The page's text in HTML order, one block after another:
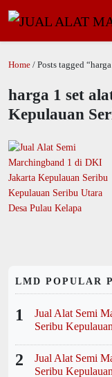
Home / Posts tagged
harga 1 set
Kepulauan
LMD POPULAR
1
Jual Alat Semi
Seribu
2
Jual Alat Semi
Seribu